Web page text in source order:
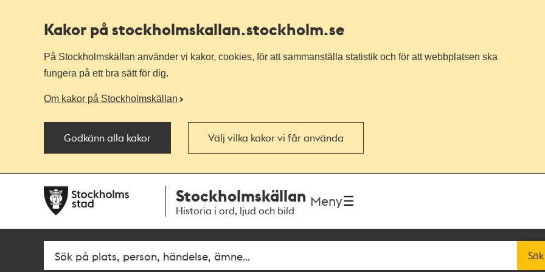
Kakor på stockholmskallan.stockholm.se
På Stockholmskällan använder vi kakor, cookies, för att sammanställa statistik och för att webbplatsen ska
fungera på ett bra sätt för dig.
Om kakor på Stockholmskällan
Godkänn alla kakor Välj vilka kakor vi får använda
navigationen
huvudinnehållet
Stockholmskällan
Historia i ord, ljud och bild
Meny
Fritextsök Sök